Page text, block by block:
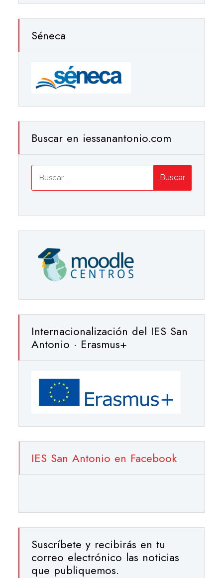
Séneca
Buscar en iessanantonio.com
Internacionalización del IES San
Antonio · Erasmus+
IES San Antonio en Facebook
Suscríbete y recibirás en tu
correo electrónico las noticias
que publiquemos.